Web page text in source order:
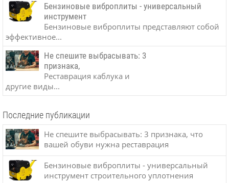
Бензиновые виброплиты - универсальный
инструмент
Бензиновые виброплиты представляют собой
эффективное...
Не спешите выбрасывать: 3
признака,
Реставрация каблука и
другие виды...
Последние публикации
Не спешите выбрасывать: 3 признака, что
вашей обуви нужна реставрация
Бензиновые виброплиты - универсальный
инструмент строительного уплотнения